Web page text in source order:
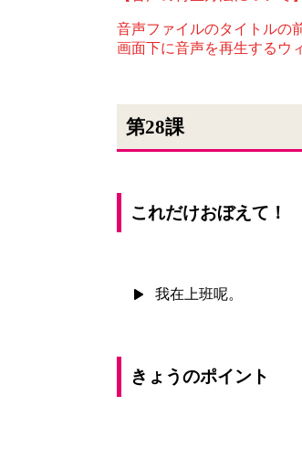
音声ファイルのタイトルの
画面下に音声を再生するウ
第28課
これだけおぼえて！
我在上班呢。
きょうのポイント